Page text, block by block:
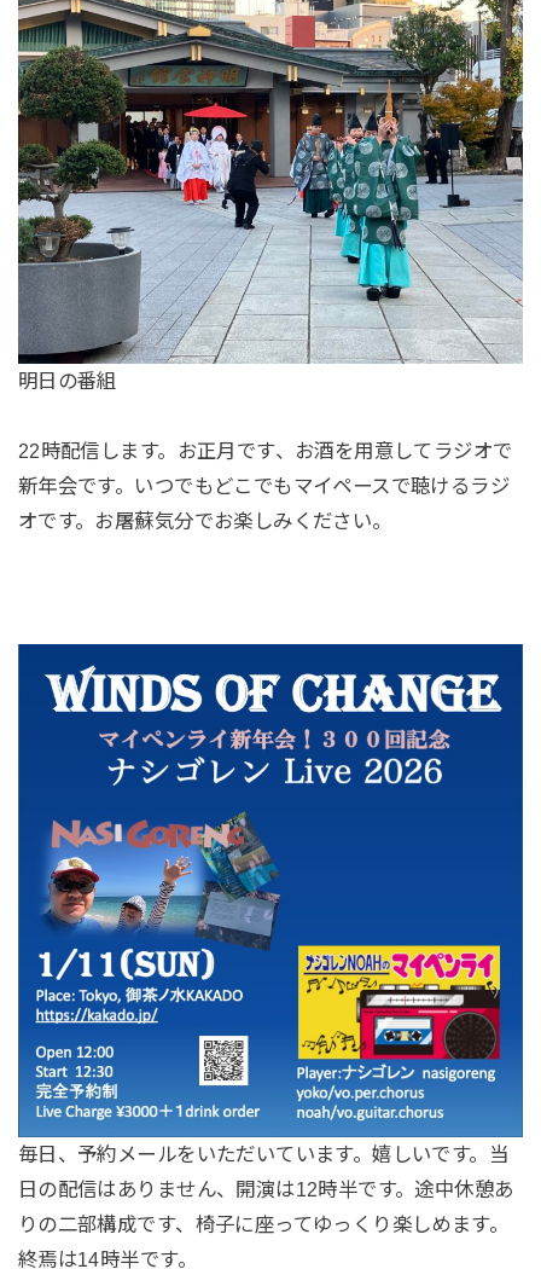
明日の番組
22時配信します。お正月です、お酒を用意してラジオで
新年会です。いつでもどこでもマイペースで聴けるラジ
オです。お屠蘇気分でお楽しみください。
毎日、予約メールをいただいています。嬉しいです。当
日の配信はありません、開演は12時半です。途中休憩あ
りの二部構成です、椅子に座ってゆっくり楽しめます。
終焉は14時半です。